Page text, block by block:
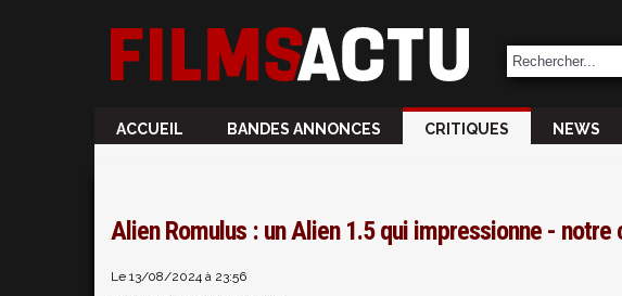
ACCUEIL BANDES ANNONCES CRITIQUES NEWS
Alien Romulus : un Alien 1.5 qui impressionne - notre
Le 13/08/2024 à 23:56